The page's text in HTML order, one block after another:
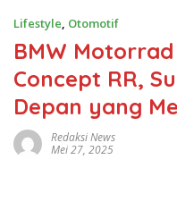
Lifestyle, Otomotif
BMW
Concept RR,
Depan yang
Redaksi News
Mei 27, 2025